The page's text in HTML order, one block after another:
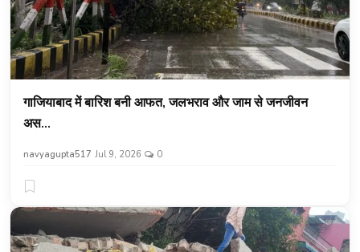
गाजियाबाद में बारिश बनी आफत, जलभराव और जाम से जनजीवन
अस...
navyagupta517 Jul 9, 2026 0